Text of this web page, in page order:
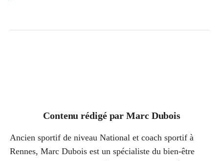
Contenu rédigé parMarc Dubois
Ancien sportif de niveau National et coach sportif à
Rennes, Marc Dubois est un spécialiste du bien-être